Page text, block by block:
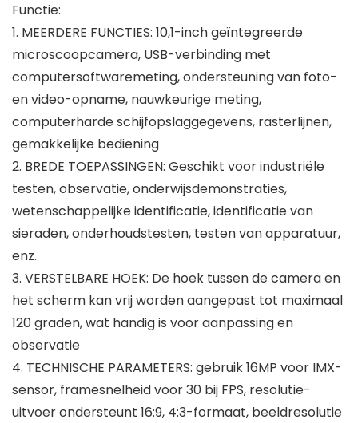
Functie:
1. MEERDERE FUNCTIES: 10,1-inch geïntegreerde
microscoopcamera, USB-verbinding met
computersoftwaremeting, ondersteuning van foto-
en video-opname, nauwkeurige meting,
computerharde schijfopslaggegevens, rasterlijnen,
gemakkelijke bediening
2. BREDE TOEPASSINGEN: Geschikt voor industriële
testen, observatie, onderwijsdemonstraties,
wetenschappelijke identificatie, identificatie van
sieraden, onderhoudstesten, testen van apparatuur,
enz.
3. VERSTELBARE HOEK: De hoek tussen de camera en
het scherm kan vrij worden aangepast tot maximaal
120 graden, wat handig is voor aanpassing en
observatie
4. TECHNISCHE PARAMETERS: gebruik 16MP voor IMX-
sensor, framesnelheid voor 30 bij FPS, resolutie-
uitvoer ondersteunt 16:9, 4:3-formaat, beeldresolutie